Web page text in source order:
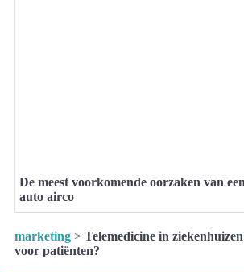
De meest voorkomende oorzaken van
auto airco
marketing > Telemedicine in
voor patiënten?